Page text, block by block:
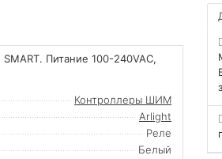
Питание 100-240VAC,
Контроллеры ШИМ
Arlight
Реле
Белый